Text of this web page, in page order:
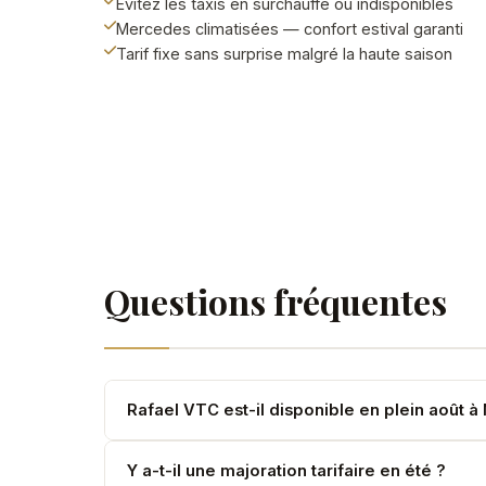
Évitez les taxis en surchauffe ou indisponibles
Mercedes climatisées — confort estival garanti
Tarif fixe sans surprise malgré la haute saison
Questions fréquentes
Rafael VTC est-il disponible en plein août à
Oui, mais les créneaux sont très demandés.
Y a-t-il une majoration tarifaire en été ?